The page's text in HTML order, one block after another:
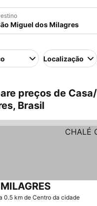
Localização
preços de
Brasil
0.5 km de Centro da cidade